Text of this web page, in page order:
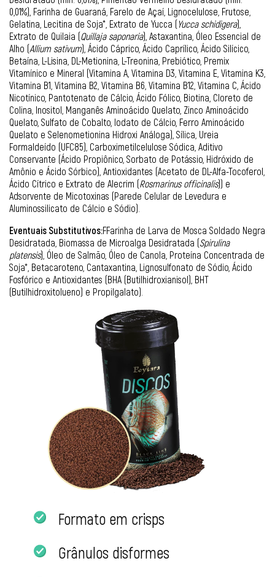
0,01%), Farinha de Guaraná, Farelo de Açaí, Lignocelulose, Frutose,
Gelatina, Lecitina de Soja*, Extrato de Yucca (Yucca schidigera),
Extrato de Quilaia (Quillaja saponaria), Astaxantina, Óleo Essencial de
Alho (Allium sativum), Ácido Cáprico, Ácido Caprílico, Ácido Silícico,
Betaína, L-Lisina, DL-Metionina, L-Treonina, Prebiótico, Premix
Vitamínico e Mineral (Vitamina A, Vitamina D3, Vitamina E, Vitamina K3,
Vitamina B1, Vitamina B2, Vitamina B6, Vitamina B12, Vitamina C, Ácido
Nicotínico, Pantotenato de Cálcio, Ácido Fólico, Biotina, Cloreto de
Colina, Inositol, Manganês Aminoácido Quelato, Zinco Aminoácido
Quelato, Sulfato de Cobalto, Iodato de Cálcio, Ferro Aminoácido
Quelato e Selenometionina Hidroxi Análoga), Sílica, Ureia
Formaldeído (UFC85), Carboximetilcelulose Sódica, Aditivo
Conservante (Ácido Propiônico, Sorbato de Potássio, Hidróxido de
Amônio e Ácido Sórbico), Antioxidantes (Acetato de DL-Alfa-Tocoferol,
Ácido Cítrico e Extrato de Alecrim (Rosmarinus officinalis)) e
Adsorvente de Micotoxinas (Parede Celular de Levedura e
Aluminossilicato de Cálcio e Sódio).
Eventuais Substitutivos:FFarinha de Larva de Mosca Soldado Negra
Desidratada, Biomassa de Microalga Desidratada (Spirulina
platensis), Óleo de Salmão, Óleo de Canola, Proteína Concentrada de
Soja*, Betacaroteno, Cantaxantina, Lignosulfonato de Sódio, Ácido
Fosfórico e Antioxidantes (BHA (Butilhidroxianisol), BHT
(Butilhidroxitolueno) e Propilgalato).
Formato em crisps
Grânulos disformes